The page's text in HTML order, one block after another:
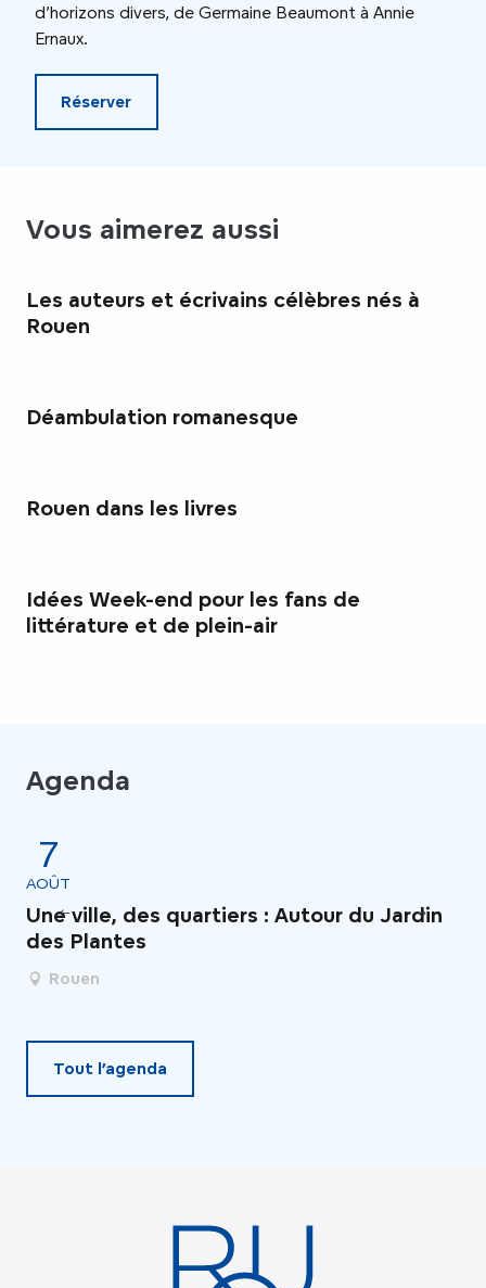
d’horizons divers, de Germaine Beaumont à Annie
Ernaux.
Réserver
Vous aimerez aussi
Les auteurs et écrivains célèbres nés à
Rouen
Déambulation romanesque
Rouen dans les livres
Idées Week-end pour les fans de
littérature et de plein-air
Agenda
7
AOÛT
Une ville, des quartiers : Autour du Jardin
des Plantes
Rouen
Tout l’agenda